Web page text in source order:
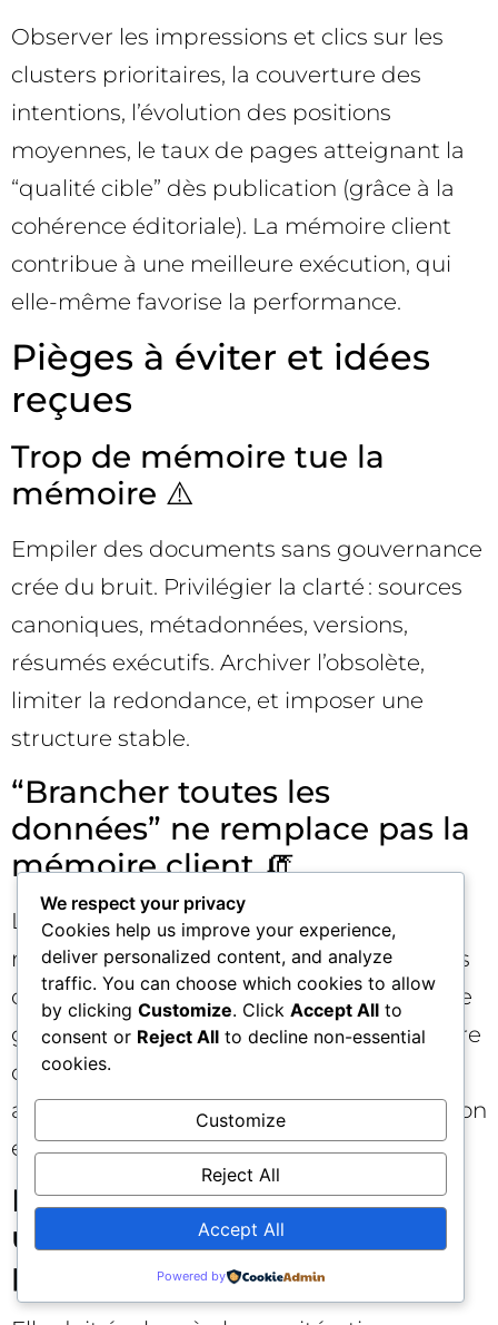
Observer les impressions et clics sur les
clusters prioritaires, la couverture des
intentions, l’évolution des positions
moyennes, le taux de pages atteignant la
“qualité cible” dès publication (grâce à la
cohérence éditoriale). La mémoire client
contribue à une meilleure exécution, qui
elle-même favorise la performance.
Pièges à éviter et idées
reçues
Trop de mémoire tue la
mémoire ⚠️
Empiler des documents sans gouvernance
crée du bruit. Privilégier la clarté : sources
canoniques, métadonnées, versions,
résumés exécutifs. Archiver l’obsolète,
limiter la redondance, et imposer une
structure stable.
“Brancher toutes les
données” ne remplace pas la
mémoire client 🧯
Les connecteurs data sont utiles, mais ils
ne codifient pas la voix, les décisions et les
contraintes. Sans mémoire client, l’IA reste
générique. À l’inverse, une bonne mémoire
client peut produire de la valeur même
avec peu de données, car elle cadre l’action
et la qualité.
La mémoire client n’est pas
un projet unique, mais un
produit vivant 🔄
We respect your privacy
Cookies help us improve your experience,
deliver personalized content, and analyze
traffic. You can choose which cookies to allow
by clicking Customize. Click Accept All to
consent or Reject All to decline non-essential
cookies.
Customize
Reject All
Accept All
Powered by